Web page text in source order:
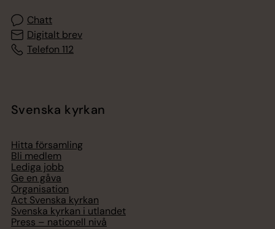
Chatt
Digitalt brev
Telefon 112
Svenska kyrkan
Hitta församling
Bli medlem
Lediga jobb
Ge en gåva
Organisation
Act Svenska kyrkan
Svenska kyrkan i utlandet
Press – nationell nivå